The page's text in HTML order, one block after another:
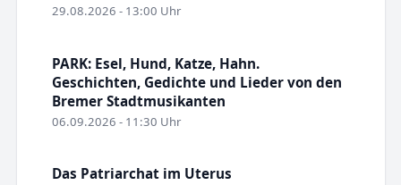
29.08.2026 - 13:00 Uhr
PARK: Esel, Hund, Katze, Hahn.
Geschichten, Gedichte und Lieder von den
Bremer Stadtmusikanten
06.09.2026 - 11:30 Uhr
Das Patriarchat im Uterus